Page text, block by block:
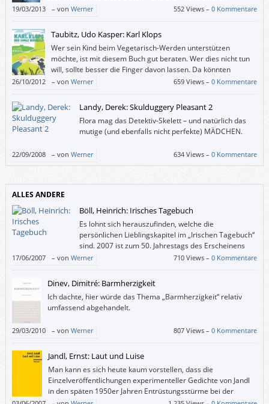
(wollen)? Und wer von den heute Geborenen könnte in 22
Jahren ein Scanner wie Rob werden?
19/03/2013 – von Werner 552 Views –0 Kommentare
Taubitz, Udo Kasper: Karl Klops
Wer sein Kind beim Vegetarisch-Werden unterstützen
möchte, ist mit diesem Buch gut beraten. Wer dies nicht tun
will, sollte besser die Finger davon lassen. Da könnten
Weltbilder nachhaltig erschüttert werden.
26/10/2012 – von Werner 659 Views –0 Kommentare
Landy, Derek: Skulduggery Pleasant 2
Flora mag das Detektiv-Skelett – und natürlich das
mutige (und ebenfalls nicht perfekte) MÄDCHEN.
22/09/2008 – von Werner 634 Views –0 Kommentare
ALLES ANDERE
Böll, Heinrich: Irisches Tagebuch
Es lohnt sich herauszufinden, welche die
persönlichen Lieblingskapitel im „Irischen Tagebuch“
sind. 2007 ist zum 50. Jahrestags des Erscheinens
beim Verlag Kiepenheuer & Witsch eine
Sonderausgabe mit zahlreichen Fotos erschienen. Aber auch die normale
Ausgabe ist reizvoll: Sie hat die dtv-Nummer 1.
17/06/2007 – von Werner 710 Views –0 Kommentare
Dinev, Dimitré: Barmherzigkeit
Ich dachte, hier würde das Thema „Barmherzigkeit“ relativ
umfassend abgehandelt.
29/03/2010 – von Werner 807 Views –0 Kommentare
Jandl, Ernst: Laut und Luise
Man kann es sich heute kaum vorstellen, dass die
Einzelveröffentlichungen experimenteller Gedichte von Jandl
in den späten 1950er Jahren Entrüstungsstürme bei der
konservativen Kritik ausgelöst haben.